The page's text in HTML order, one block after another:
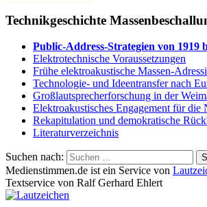
Technikgeschichte
Public-Address-Strategien von 1919
Elektrotechnische Voraussetzungen
Frühe elektroakustische Massen-
Technologie- und Ideentransfer nach
Großlautsprecherforschung in der
Elektroakustisches Engagement für die
Rekapitulation und demokratische
Literaturverzeichnis
Suchen nach:
Medienstimmen.de ist ein Service von
Textservice von Ralf Gerhard Ehlert